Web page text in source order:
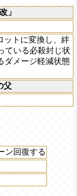
」
ットに変換し、絆
ている必殺封じ状
ダメージ軽減状態
父
ン回復する